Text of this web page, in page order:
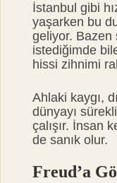
İstanbul gibi
yaşarken bu
geliyor. Bazen
istediğimde
hissi zihnimi
Ahlaki kaygı,
dünyayı
çalışır. İnsan
de sanık olur.
Freud’a